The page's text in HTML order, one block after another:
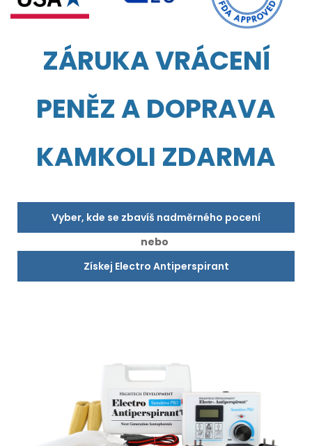
ZÁRUKA VRÁCENÍ
PENĚZ A DOPRAVA
KAMKOLI ZDARMA
Vyber, kde se zbavíš nadměrného pocení
nebo
Získej Electro Antiperspirant